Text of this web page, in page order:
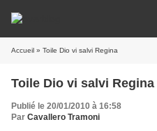
Accueil » Toile Dio vi salvi Regina
Toile Dio vi salvi Regina
Publié le 20/01/2010 à 16:58
Par Cavallero Tramoni